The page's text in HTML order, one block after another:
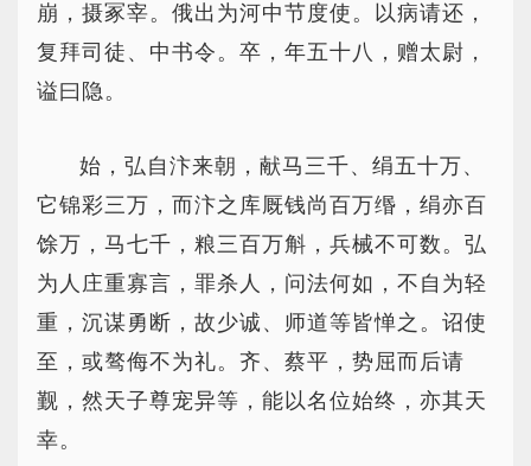
崩，摄冢宰。俄出为河中节度使。以病请还，
复拜司徒、中书令。卒，年五十八，赠太尉，
谥曰隐。
始，弘自汴来朝，献马三千、绢五十万、
它锦彩三万，而汴之库厩钱尚百万缗，绢亦百
馀万，马七千，粮三百万斛，兵械不可数。弘
为人庄重寡言，罪杀人，问法何如，不自为轻
重，沉谋勇断，故少诚、师道等皆惮之。诏使
至，或骜侮不为礼。齐、蔡平，势屈而后请
觐，然天子尊宠异等，能以名位始终，亦其天
幸。